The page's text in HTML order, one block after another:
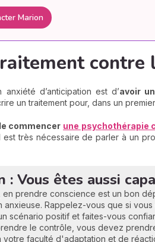
Marion
contre
d’anticipation est d’avoir
un traitement pour, dans un
commencer une psychothérapie
est très nécessaire de parler à un
: Vous êtes aussi
prendre conscience est un bon
Rappelez-vous que si
scénario positif et faites-vous
le contrôle, vous devez
faculté d'adaptation et de